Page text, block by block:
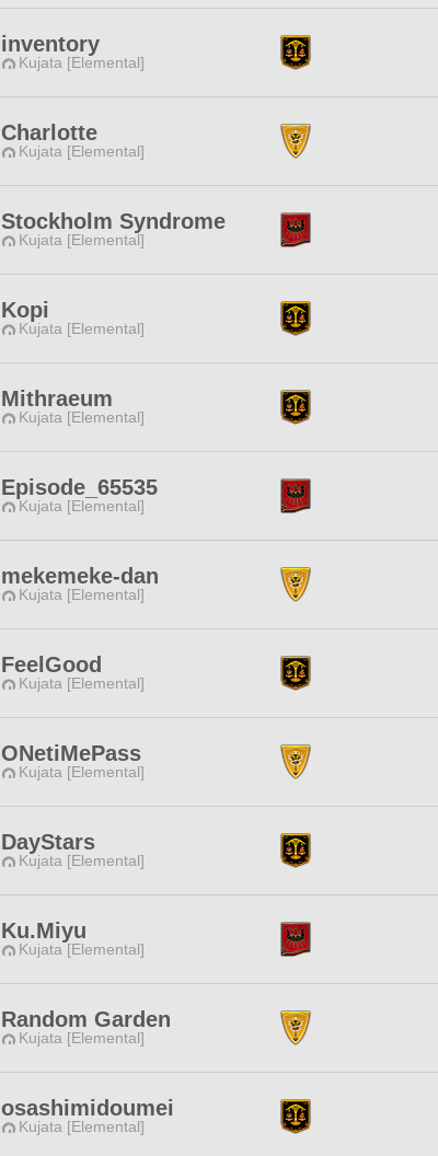
inventory
Kujata [Elemental]
Charlotte
Kujata [Elemental]
Stockholm Syndrome
Kujata [Elemental]
Kopi
Kujata [Elemental]
Mithraeum
Kujata [Elemental]
Episode_65535
Kujata [Elemental]
mekemeke-dan
Kujata [Elemental]
FeelGood
Kujata [Elemental]
ONetiMePass
Kujata [Elemental]
DayStars
Kujata [Elemental]
Ku.Miyu
Kujata [Elemental]
Random Garden
Kujata [Elemental]
osashimidoumei
Kujata [Elemental]